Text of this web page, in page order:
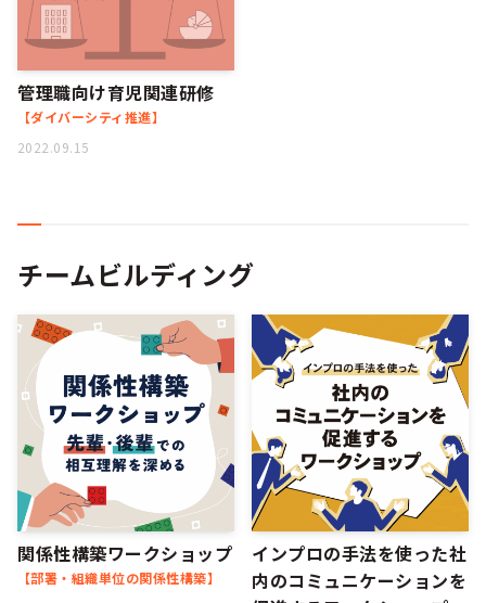
管理職向け育児関連研修
【ダイバーシティ推進】
2022.09.15
チームビルディング
関係性構築ワークショップ
【部署・組織単位の関係性構築】
インプロの手法を使った社
内のコミュニケーションを